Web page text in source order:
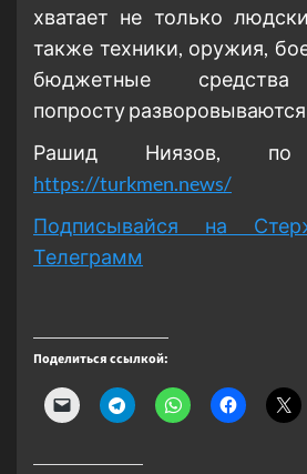
хватает не только
также техники, оружия,
бюджетные
попросту
Рашид Ниязов, по
https://turkmen.news/
Подписывайся на
Телеграмм
Поделиться ссылкой: